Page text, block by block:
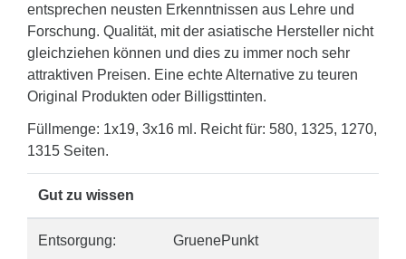
entsprechen neusten Erkenntnissen aus Lehre und
Forschung. Qualität, mit der asiatische Hersteller nicht
gleichziehen können und dies zu immer noch sehr
attraktiven Preisen. Eine echte Alternative zu teuren
Original Produkten oder Billigsttinten.
Füllmenge: 1x19, 3x16 ml. Reicht für: 580, 1325, 1270,
1315 Seiten.
Gut zu wissen
Entsorgung: GruenePunkt